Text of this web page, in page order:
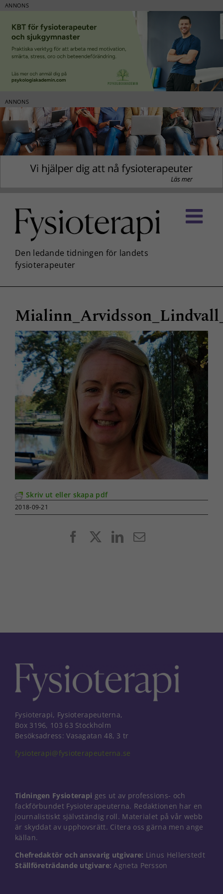
ANNONS
ANNONS
innehållet
Skriv ut eller skapa pdf
2018-09-21
FacebookLinkedIn
E-
Fysioterapi, Fysioterapeuterna,
Box 3196, 103 63 Stockholm
Besöksadress: Vasagatan 48, 3 tr
fysioterapi@fysioterapeuterna.se
Tidningen Fysioterapi ges ut av professions- och
fackförbundet Fysioterapeuterna. Redaktionen har en
journalistiskt självständig roll. Materialet på vår webb
är skyddat av upphovsrätt. Citera oss gärna men ange
källan.
Chefredaktör och ansvarig utgivare: Linus Hellerstedt
Ställföreträdande utgivare: Agneta Persson
Nödvändiga
Dessa kakor